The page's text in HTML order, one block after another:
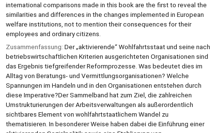
international comparisons made in this book are the first to reveal the
similarities and differences in the changes implemented in European
welfare institutions, not to mention their consequences for their
employees and ordinary citizens.
Zusammenfassung: Der „aktivierende“ Wohlfahrtsstaat und seine nach
betriebswirtschaftlichen Kriterien ausgerichteten Organisationen sind
das Ergebnis tiefgreifender Reformprozesse. Was bedeutet dies im
Alltag von Beratungs- und Vermittlungsorganisationen? Welche
Spannungen im Handeln und in den Organisationen entstehen durch
diese Imperative?Der Sammelband hat zum Ziel, die zahlreichen
Umstrukturierungen der Arbeitsverwaltungen als außerordentlich
sichtbares Element von wohlfahrtstaatlichem Wandel zu
thematisieren. In besonderer Weise haben dabei die Einführung einer